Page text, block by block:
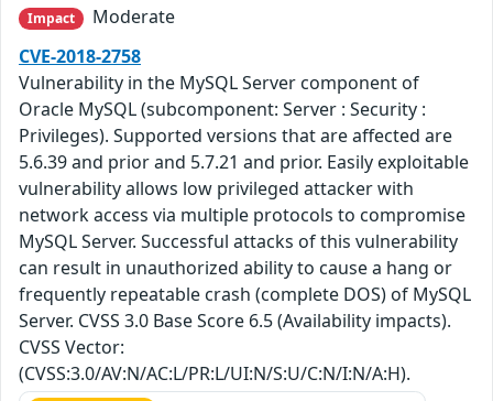
Impact
Moderate
CVE-2018-2758
Vulnerability in the MySQL Server component of
Oracle MySQL (subcomponent: Server : Security :
Privileges). Supported versions that are affected are
5.6.39 and prior and 5.7.21 and prior. Easily exploitable
vulnerability allows low privileged attacker with
network access via multiple protocols to compromise
MySQL Server. Successful attacks of this vulnerability
can result in unauthorized ability to cause a hang or
frequently repeatable crash (complete DOS) of MySQL
Server. CVSS 3.0 Base Score 6.5 (Availability impacts).
CVSS Vector:
(CVSS:3.0/AV:N/AC:L/PR:L/UI:N/S:U/C:N/I:N/A:H).